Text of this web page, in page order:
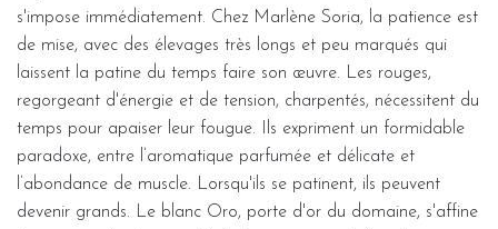
s'impose immédiatement. Chez Marlène Soria, la patience est
de mise, avec des élevages très longs et peu marqués qui
laissent la patine du temps faire son œuvre. Les rouges,
regorgeant d'énergie et de tension, charpentés, nécessitent du
temps pour apaiser leur fougue. Ils expriment un formidable
paradoxe, entre l’aromatique parfumée et délicate et
l’abondance de muscle. Lorsqu'ils se patinent, ils peuvent
devenir grands. Le blanc Oro, porte d'or du domaine, s'affine